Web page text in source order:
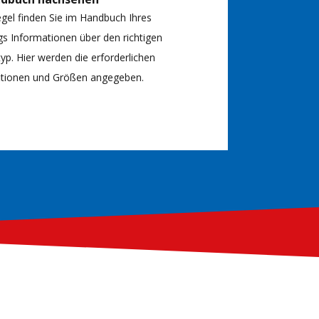
finden Sie im Handbuch Ihres
Informationen über den richtigen
Hier werden die erforderlichen
und Größen angegeben.